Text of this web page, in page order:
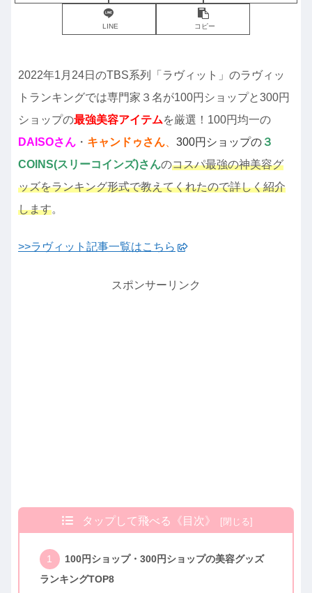
LINE コピー
2022年1月24日のTBS系列「ラヴィット」のラヴィッ
トランキングでは専門家３名が100円ショップと300円
ショップの最強美容アイテムを厳選！100円均一の
DAISOさん ・ キャンドゥさん 300円ショップの ３
COINS(スリーコインズ)さんのコスパ最強の神美容グ
ッズをランキング形式で教えてくれたので詳しく紹介
します。
>>ラヴィット記事一覧はこちら
スポンサーリンク
タップして飛べる《目次》
100円ショップ・300円ショップの美容グッズ
ランキングTOP8